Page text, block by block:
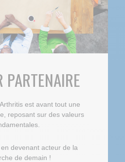
PARTENAIRE
est avant tout une
reposant sur des valeurs
devenant acteur de la
de demain !